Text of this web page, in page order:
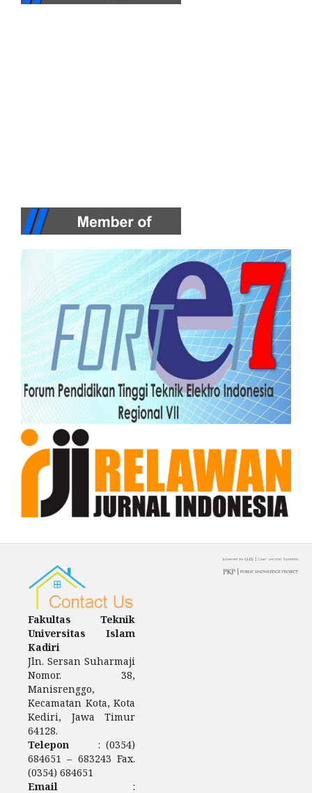
Fakultas Teknik
Universitas Islam
Kadiri
Jln. Sersan Suharmaji
Nomor. 38,
Manisrenggo,
Kecamatan Kota, Kota
Kediri, Jawa Timur
64128.
Telepon : (0354)
684651 – 683243 Fax.
(0354) 684651
Email
: